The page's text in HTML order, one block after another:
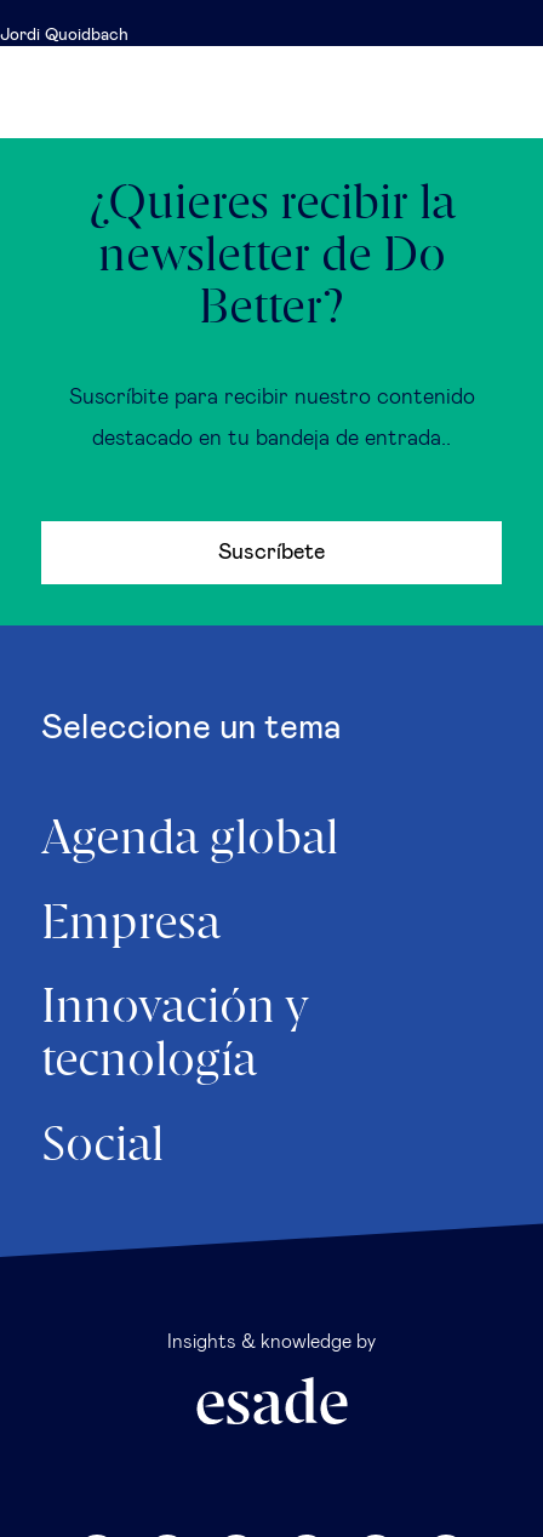
Jordi Quoidbach
¿Quieres recibir la
newsletter de Do
Better?
Suscríbite para recibir nuestro contenido
destacado en tu bandeja de entrada..
Suscríbete
Seleccione un tema
Agenda global
Empresa
Innovación y
tecnología
Social
Insights & knowledge by